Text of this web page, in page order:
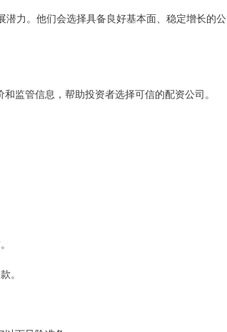
力。他们会选择具备良好基本面、稳定增长的公
监管信息，帮助投资者选择可信的配资公司。
。